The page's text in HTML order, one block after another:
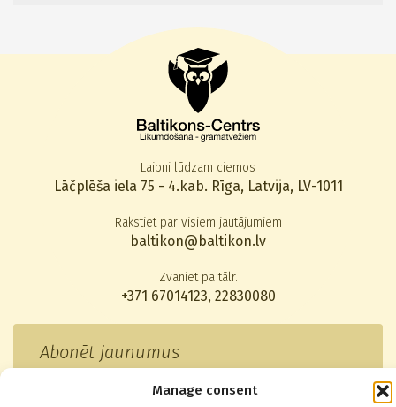
Manage consent
Laipni lūdzam ciemos
Lāčplēša iela 75 - 4.kab. Rīga, Latvija, LV-1011
Rakstiet par visiem jautājumiem
baltikon@baltikon.lv
Zvaniet pa tālr.
+371 67014123, 22830080
Abonēt jaunumus